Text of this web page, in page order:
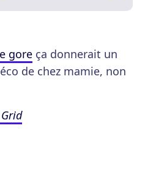
gore ça donnerait un
de chez mamie, non